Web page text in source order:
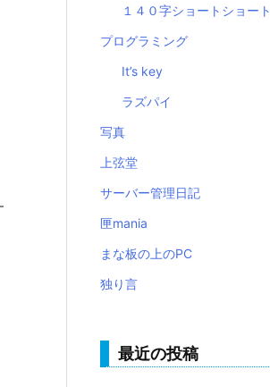
１４０字ショートショート
プログラミング
It’s key
ラズパイ
写真
上弦堂
サーバー管理日記
匣mania
まな板の上のPC
独り言
最近の投稿